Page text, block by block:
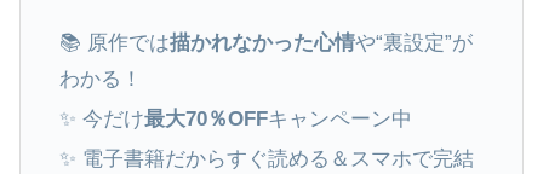
📚 原作では描かれなかった心情や“裏設定”が
わかる！
✨ 今だけ最大70％OFFキャンペーン中
✨ 電子書籍だからすぐ読める＆スマホで完結